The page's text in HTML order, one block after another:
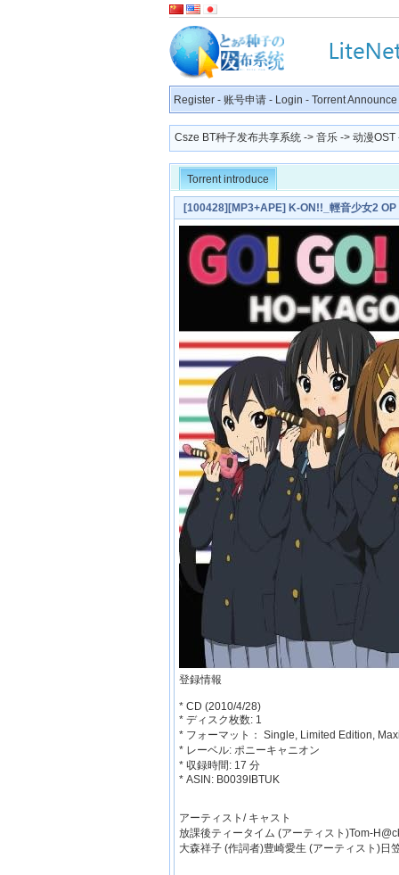
Register - 账号申请 - Login - Torrent Announce
Csze BT种子发布共享系统 -> 音乐 -> 动漫OST
Torrent introduce
[100428][MP3+APE] K-ON!!_輕音少女2
登録情報
* CD (2010/4/28)
* ディスク枚数: 1
* フォーマット： Single, Limited Edition,
* レーベル: ポニーキャニオン
* 収録時間: 17 分
* ASIN: B0039IBTUK
アーティスト/ キャスト
放課後ティータイム (アーティスト)Tom-
大森祥子 (作詞者)豊崎愛生 (アーティスト)日